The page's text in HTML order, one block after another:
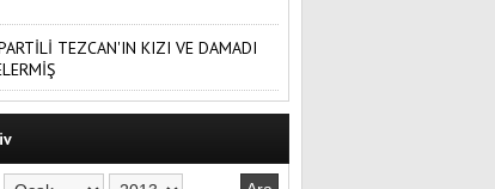
TEZCAN'IN KIZI VE DAMADI